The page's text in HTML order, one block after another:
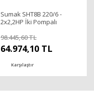
Sumak SHT8B 220/6 -
2x2,2HP İki Pompalı
98.445,60 TL
64.974,10 TL
Karşılaştır